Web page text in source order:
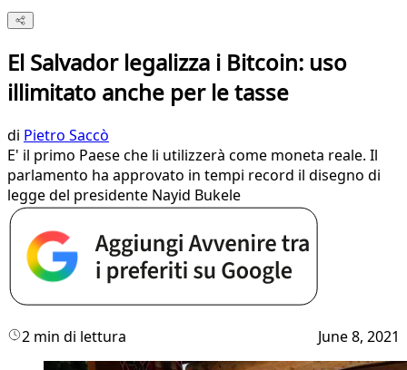
El Salvador legalizza i Bitcoin: uso
illimitato anche per le tasse
di Pietro Saccò
E' il primo Paese che li utilizzerà come moneta reale. Il
parlamento ha approvato in tempi record il disegno di
legge del presidente Nayid Bukele
2 min di lettura June 8, 2021